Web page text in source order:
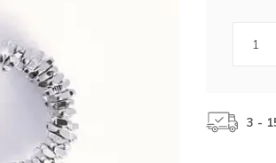
3 -